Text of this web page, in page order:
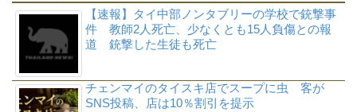
【速報】タイ中部ノンタブリーの学校で銃撃事
件 教師2人死亡、少なくとも15人負傷との報
道 銃撃した生徒も死亡
チェンマイのタイスキ店でスープに虫 客が
SNS投稿、店は10％割引を提示